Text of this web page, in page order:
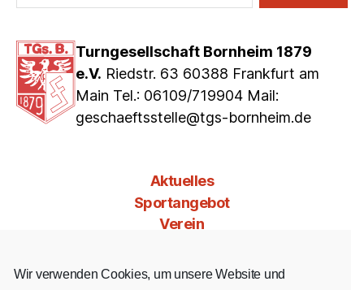
Turngesellschaft Bornheim 1879
e.V. Riedstr. 63 60388 Frankfurt am
Main Tel.: 06109/719904 Mail:
geschaeftsstelle@tgs-bornheim.de
Aktuelles
Sportangebot
Verein
Jobs & Co
Wir verwenden Cookies, um unsere Website und